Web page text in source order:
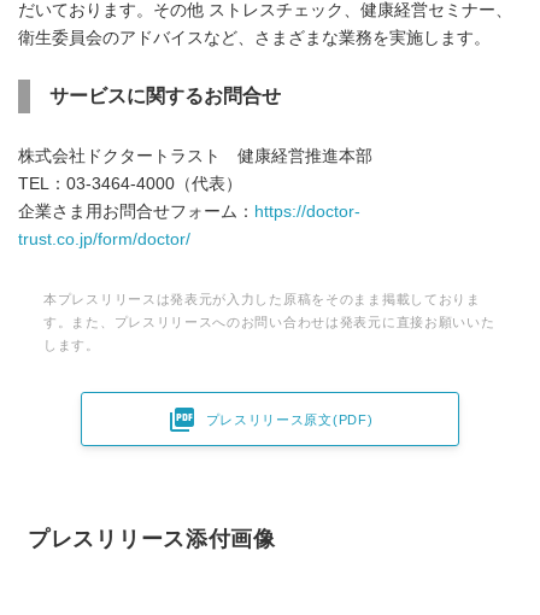
だいております。その他 ストレスチェック、健康経営セミナー、
衛生委員会のアドバイスなど、さまざまな業務を実施します。
サービスに関するお問合せ
株式会社ドクタートラスト 健康経営推進本部
TEL：03-3464-4000（代表）
企業さま用お問合せフォーム： https://doctor-
trust.co.jp/form/doctor/
本プレスリリースは発表元が入力した原稿をそのまま掲載しておりま
す。また、プレスリリースへのお問い合わせは発表元に直接お願いいた
します。
 プレスリリース原文(PDF)
プレスリリース添付画像